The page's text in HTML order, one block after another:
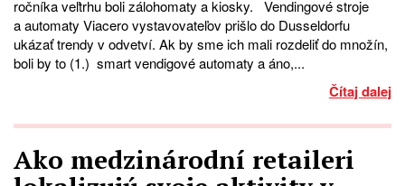
ročníka veľtrhu boli zálohomaty a kiosky. Vendingové stroje
a automaty Viacero vystavovateľov prišlo do Dusseldorfu
ukázať trendy v odvetví. Ak by sme ich mali rozdeliť do množín,
boli by to (1.) smart vendigové automaty a áno,...
Čítaj dalej
Ako medzinárodní retaileri